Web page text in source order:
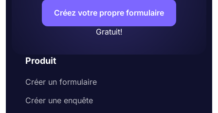
Créez votre propre formulaire
Gratuit!
Produit
Créer un formulaire
Créer une enquête